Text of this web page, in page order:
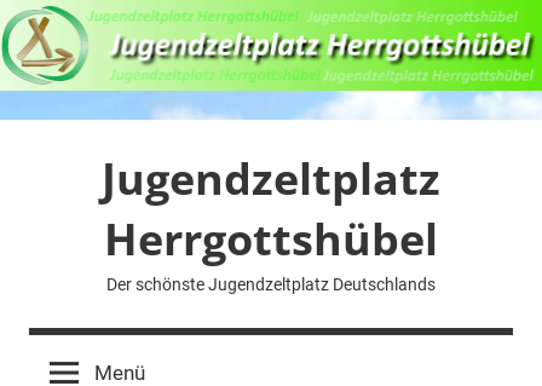
Zum
Inhalt
springen
Jugendzeltplatz
Herrgottshübel
Der schönste Jugendzeltplatz Deutschlands
Menü